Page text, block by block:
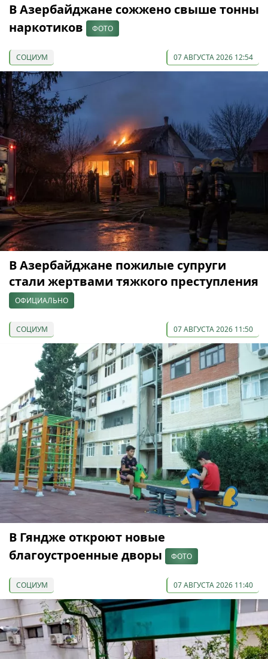
В Азербайджане сожжено свыше тонны
наркотиков
ФОТО
СОЦИУМ 07 АВГУСТА 2026 12:54
В Азербайджане пожилые супруги
стали жертвами тяжкого преступления
ОФИЦИАЛЬНО
СОЦИУМ 07 АВГУСТА 2026 11:50
В Гяндже откроют новые
благоустроенные дворы
ФОТО
СОЦИУМ 07 АВГУСТА 2026 11:40